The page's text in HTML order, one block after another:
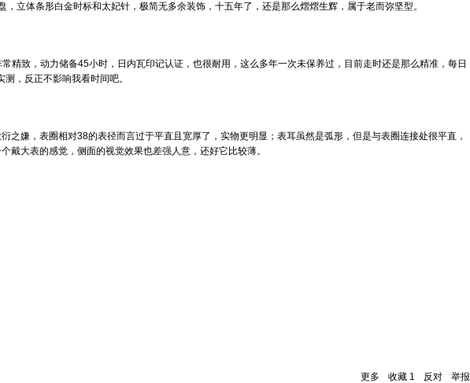
立体条形白金时标和太妃针，极简无多余装饰，十五年了，还是那么熠熠生辉，属于老而弥坚型。
精致，动力储备45小时，日内瓦印记认证，也很耐用，这么多年一次未保养过，目前走时还是那么精准，每日
，反正不影响我看时间吧。
之嫌，表圈相对38的表径而言过于平直且宽厚了，实物更明显；表耳虽然是弧形，但是与表圈连接处很平直，
戴大表的感觉，侧面的视觉效果也差强人意，还好它比较薄。
更多 收藏 1 反对 举报